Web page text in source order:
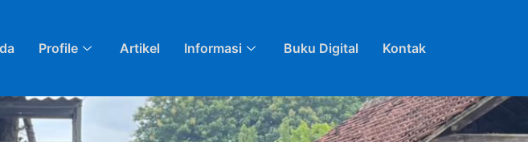
Profile Artikel Informasi Buku Digital Kontak